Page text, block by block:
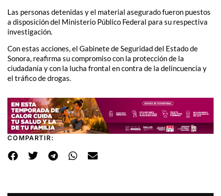
Las personas detenidas y el material asegurado fueron puestos
a disposición del Ministerio Público Federal para su respectiva
investigación.
Con estas acciones, el Gabinete de Seguridad del Estado de
Sonora, reafirma su compromiso con la protección de la
ciudadanía y con la lucha frontal en contra de la delincuencia y
el tráfico de drogas.
COMPARTIR: